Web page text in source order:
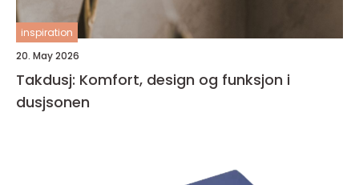
inspiration
20. May 2026
Takdusj: Komfort, design og funksjon i
dusjsonen